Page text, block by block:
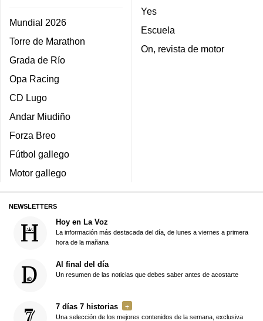
Mundial 2026
Torre de Marathon
Grada de Río
Opa Racing
CD Lugo
Andar Miudiño
Forza Breo
Fútbol gallego
Motor gallego
Yes
Escuela
On, revista de motor
NEWSLETTERS
Hoy en La Voz
La información más destacada del día, de lunes a viernes a primera
hora de la mañana
Al final del día
Un resumen de las noticias que debes saber antes de acostarte
7 días 7 historias
Una selección de los mejores contenidos de la semana, exclusiva